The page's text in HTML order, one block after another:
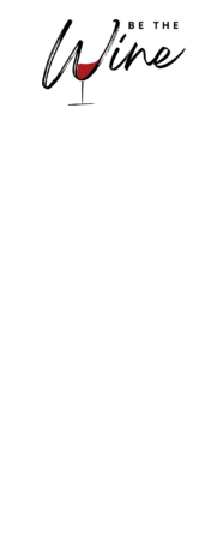
contenido